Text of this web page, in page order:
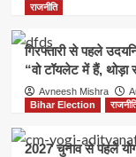
राजनीति
गिरफ्तारी से पहले
“वो टॉयलेट में हैं, थोड़ा
Avneesh Mishra
Bihar Election
2027 चुनाव से पहले